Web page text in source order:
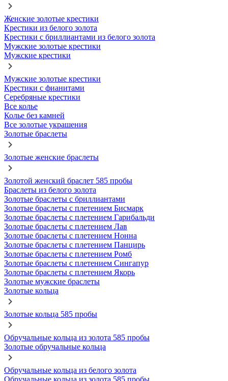
Женские золотые крестики
Крестики из белого золота
Крестики с бриллиантами из белого золота
Мужские золотые крестики
Мужские крестики
Мужские золотые крестики
Крестики с фианитами
Серебряные крестики
Все колье
Колье без камней
Все золотые украшения
Золотые браслеты
Золотые женские браслеты
Золотой женский браслет 585 пробы
Браслеты из белого золота
Золотые браслеты с бриллиантами
Золотые браслеты с плетением Бисмарк
Золотые браслеты с плетением Гарибальди
Золотые браслеты с плетением Лав
Золотые браслеты с плетением Нонна
Золотые браслеты с плетением Панцирь
Золотые браслеты с плетением Ромб
Золотые браслеты с плетением Сингапур
Золотые браслеты с плетением Якорь
Золотые мужские браслеты
Золотые кольца
Золотые кольца 585 пробы
Обручальные кольца из золота 585 пробы
Золотые обручальные кольца
Обручальные кольца из белого золота
Обручальные кольца из золота 585 пробы